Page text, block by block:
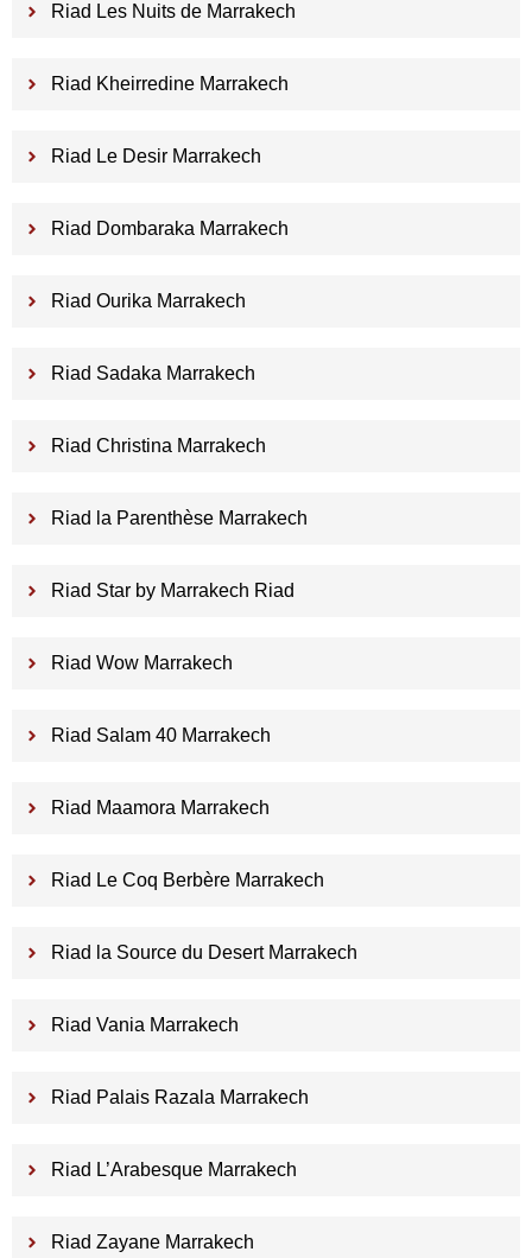
Riad Les Nuits de Marrakech
Riad Kheirredine Marrakech
Riad Le Desir Marrakech
Riad Dombaraka Marrakech
Riad Ourika Marrakech
Riad Sadaka Marrakech
Riad Christina Marrakech
Riad la Parenthèse Marrakech
Riad Star by Marrakech Riad
Riad Wow Marrakech
Riad Salam 40 Marrakech
Riad Maamora Marrakech
Riad Le Coq Berbère Marrakech
Riad la Source du Desert Marrakech
Riad Vania Marrakech
Riad Palais Razala Marrakech
Riad L’Arabesque Marrakech
Riad Zayane Marrakech